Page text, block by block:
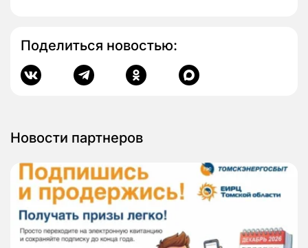
Поделиться новостью:
Новости партнеров